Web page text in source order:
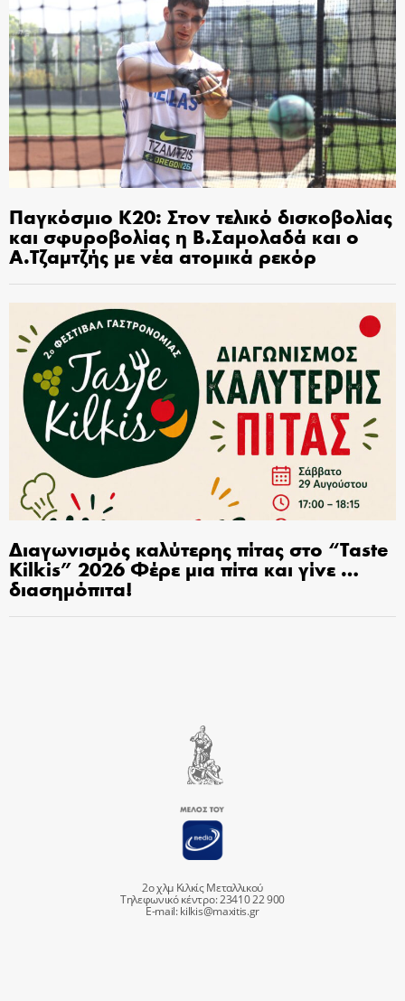
Παγκόσμιο Κ20: Στον τελικό δισκοβολίας
και σφυροβολίας η Β.Σαμολαδά και ο
Α.Τζαμτζής με νέα ατομικά ρεκόρ
Διαγωνισμός καλύτερης πίτας στο “Taste
Kilkis” 2026 Φέρε μια πίτα και γίνε …
διασημόπιτα!
2ο χλμ Κιλκίς Μεταλλικού
Τηλεφωνικό κέντρο: 23410 22 900
E-mail:kilkis@maxitis.gr